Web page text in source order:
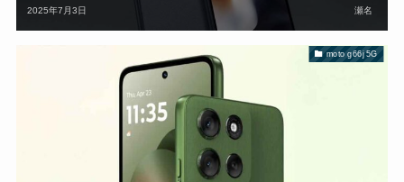
2025年7月3日 瀬名
moto g66j 5G